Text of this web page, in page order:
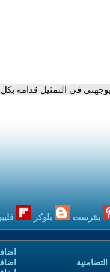
في التمثيل قدامه
بنترست بلوكر